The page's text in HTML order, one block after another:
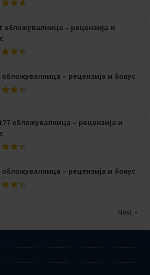
обложувалница – рецензија и
обложувалница – рецензија и бонус
обложувалница – рецензија и
обложувалница – рецензија и бонус
Next »